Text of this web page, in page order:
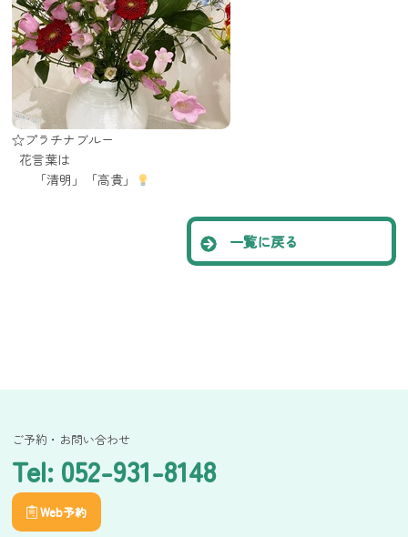
☆プラチナブルー
花言葉は
「清明」「高貴」
一覧に戻る
ご予約・お問い合わせ
Tel: 052-931-8148
Web予約